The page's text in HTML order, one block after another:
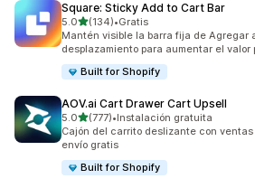
Square: Sticky Add to Cart Bar
5.0de 5 estrellas
(134)
134 reseñas en total
•Gratis
Mantén visible la barra fija de Agregar
desplazamiento para aumentar el valor
Built for Shopify
AOV.ai Cart Drawer Cart Upsell
5.0de 5 estrellas
(777)
777 reseñas en total
•Instalación gratuita
Cajón del carrito deslizante con
envío gratis
Built for Shopify